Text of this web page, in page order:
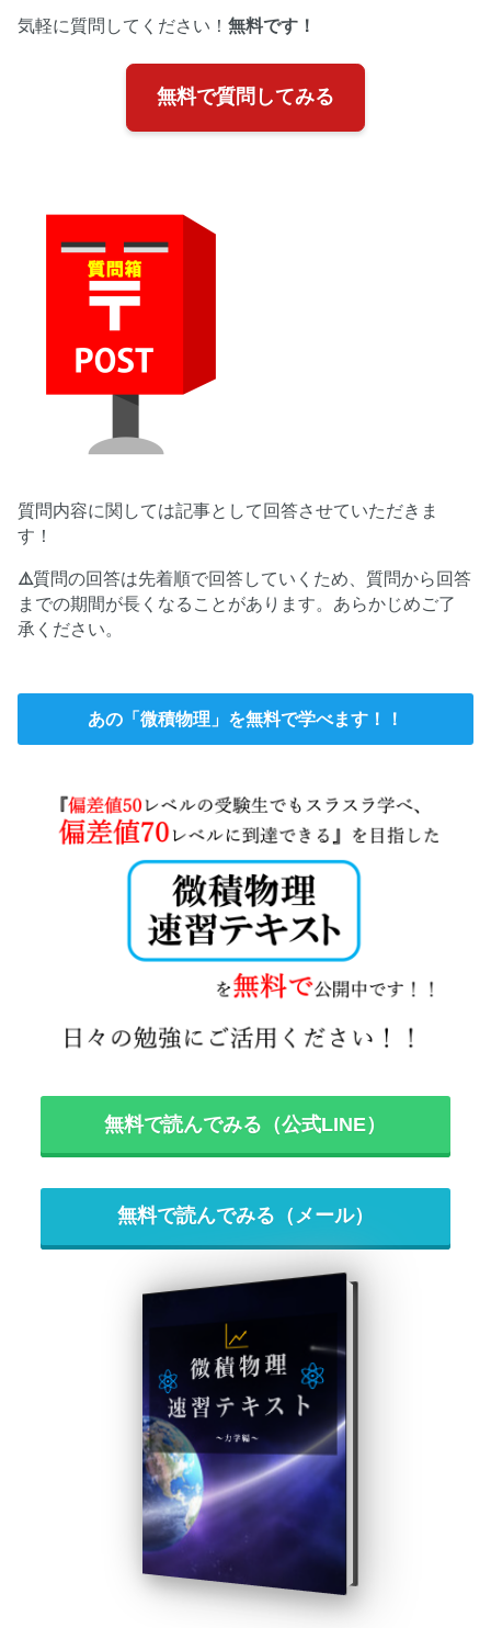
気軽に質問してください！無料です！
無料で質問してみる
質問内容に関しては記事として回答させていただきま
す！
⚠️質問の回答は先着順で回答していくため、質問から回答
までの期間が長くなることがあります。あらかじめご了
承ください。
あの「微積物理」を無料で学べます！！
無料で読んでみる（公式LINE）
無料で読んでみる（メール）